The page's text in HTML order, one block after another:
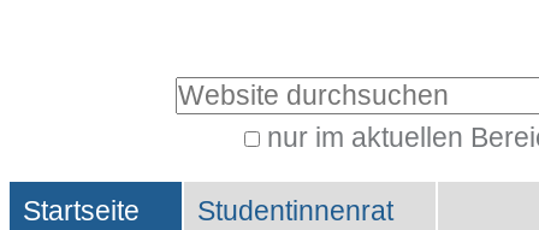
Website durchsuchen
nur im aktuellen
Suche…
Sektionen
Startseite Studentinnenrat